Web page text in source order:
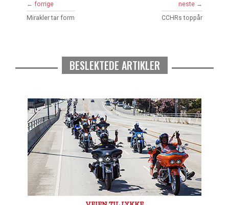
← forrige
Mirakler tar form
neste →
CCHRs toppår
BESLEKTEDE ARTIKLER